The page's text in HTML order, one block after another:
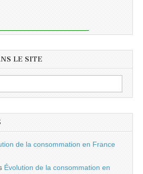
LE SITE
de la consommation en France
Évolution de la consommation en